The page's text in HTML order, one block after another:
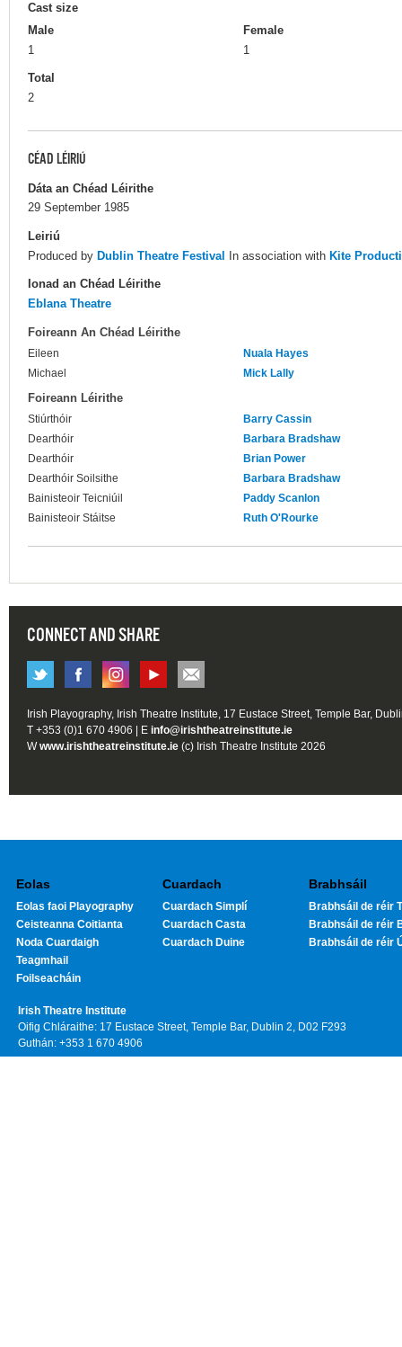
Cast size
Male
1
Female
1
Total
2
CÉAD LÉIRIÚ
Dáta an Chéad Léirithe
29 September 1985
Leiriú
Produced by Dublin Theatre Festival In association with Kite
Ionad an Chéad Léirithe
Eblana Theatre
Foireann An Chéad Léirithe
Eileen
Nuala Hayes
Michael
Mick Lally
Foireann Léirithe
Stiúrthóir
Barry Cassin
Dearthóir
Barbara Bradshaw
Dearthóir
Brian Power
Dearthóir Soilsithe
Barbara Bradshaw
Bainisteoir Teicniúil
Paddy Scanlon
Bainisteoir Stáitse
Ruth O'Rourke
CONNECT AND SHARE
Irish Playography, Irish Theatre Institute, 17 Eustace Street, Temple Bar,
T +353 (0)1 670 4906 | E info@irishtheatreinstitute.ie
Wwww.irishtheatreinstitute.ie (c) Irish Theatre Institute 2026
Eolas
Eolas faoi Playography
Ceisteanna Coitianta
Noda Cuardaigh
Teagmhail
Foilseacháin
Cuardach
Cuardach Simplí
Cuardach Casta
Cuardach Duine
Brabhsáil
Brabhsáil de réir
Brabhsáil de réir
Brabhsáil de réir
Irish Theatre Institute
Oifig Chláraithe: 17 Eustace Street, Temple Bar, Dublin 2, D02 F293
Guthán: +353 1 670 4906